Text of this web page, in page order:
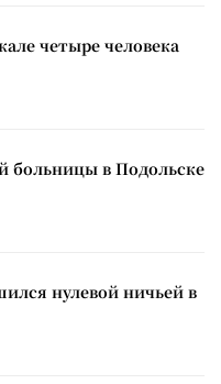
четыре человека
больницы в Подольске
нулевой ничьей в